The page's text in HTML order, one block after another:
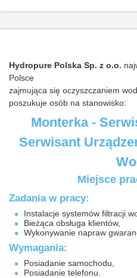
Hydropure Polska Sp. z o.o.
Polsce
zajmująca się oczyszczaniem
poszukuje osób na stanowisko:
Monterka -
Serwisant
Miejsce
Zadania w pracy:
Instalacje systemów filtracji
Bieżąca obsługa klientów,
Wykonywanie napraw
Wymagania:
Posiadanie samochodu,
Posiadanie telefonu.